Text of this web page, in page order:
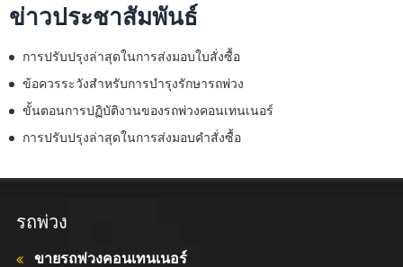
ข่าวประชาสัมพันธ์
การปรับปรุงล่าสุดในการส่งมอบใบสั่งซื้อ
ข้อควรระวังสำหรับการบำรุงรักษารถพ่วง
ขั้นตอนการปฏิบัติงานของรถพ่วงคอนเทนเนอร์
การปรับปรุงล่าสุดในการส่งมอบคำสั่งซื้อ
รถพ่วง
ขายรถพ่วงคอนเทนเนอร์